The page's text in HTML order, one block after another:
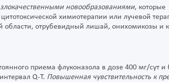
новообразованиями, которые
химиотерапии или лучевой
области, отрубевидный лишай, онихомикозы и
приема флуконазола в дозе 400 мг/сут и
Q-T. Повышенная чувствительность к